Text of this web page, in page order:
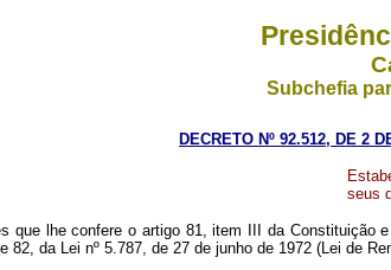
Subchefia
DECRETO Nº 92.512, DE 2
seus
que lhe confere o artigo 81, item III da Constituição
da Lei nº 5.787, de 27 de junho de 1972 (Lei de